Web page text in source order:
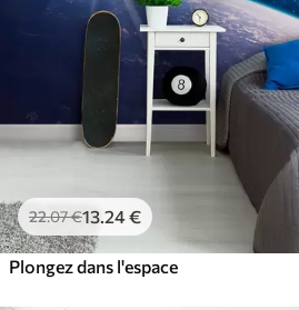
22.07€13 .24€
Plongez dans l'espace